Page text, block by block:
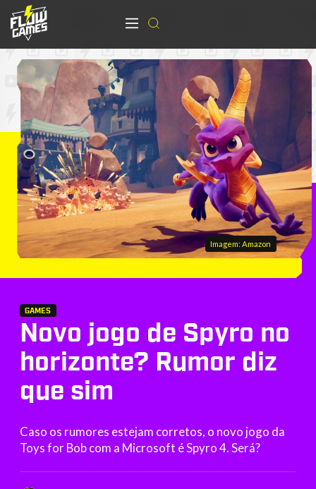
Imagem: Amazon
GAMES
Novo jogo de Spyro no
horizonte? Rumor diz
que sim
Caso os rumores estejam corretos, o novo jogo da
Toys for Bob com a Microsoft é Spyro 4. Será?